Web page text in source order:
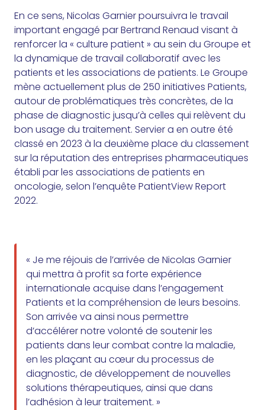
En ce sens, Nicolas Garnier poursuivra le travail
important engagé par Bertrand Renaud visant à
renforcer la « culture patient » au sein du Groupe et
la dynamique de travail collaboratif avec les
patients et les associations de patients. Le Groupe
mène actuellement plus de 250 initiatives Patients,
autour de problématiques très concrètes, de la
phase de diagnostic jusqu’à celles qui relèvent du
bon usage du traitement. Servier a en outre été
classé en 2023 à la deuxième place du classement
sur la réputation des entreprises pharmaceutiques
établi par les associations de patients en
oncologie, selon l’enquête PatientView Report
2022.
« Je me réjouis de l’arrivée de Nicolas Garnier
qui mettra à profit sa forte expérience
internationale acquise dans l’engagement
Patients et la compréhension de leurs besoins.
Son arrivée va ainsi nous permettre
d’accélérer notre volonté de soutenir les
patients dans leur combat contre la maladie,
en les plaçant au cœur du processus de
diagnostic, de développement de nouvelles
solutions thérapeutiques, ainsi que dans
l’adhésion à leur traitement. »